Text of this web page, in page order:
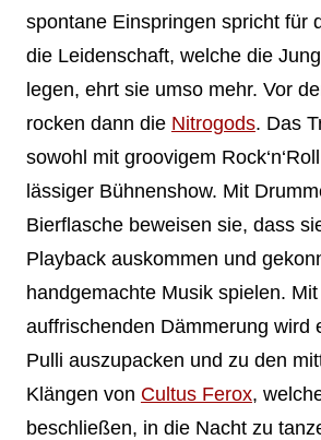
spontane Einspringen spricht für
die Leidenschaft, welche die
legen, ehrt sie umso mehr. Vor
rocken dann die Nitrogods. Das
sowohl mit groovigem
lässiger Bühnenshow. Mit
Bierflasche beweisen sie, dass
Playback auskommen und
handgemachte Musik spielen.
auffrischenden Dämmerung wird
Pulli auszupacken und zu den
Klängen von Cultus Ferox,
beschließen, in die Nacht zu